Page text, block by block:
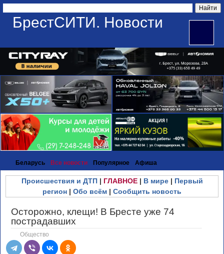
БрестСИТИ. Новости
Беларусь Все новости Популярное Афиша
Происшествия и ДТП| ГЛАВНОЕ| В мире| Первый
регион | Обо всём | Сообщить новость
Осторожно, клещи! В Бресте уже 74
пострадавших
Общество